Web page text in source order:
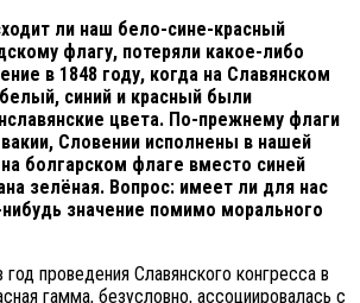
ли наш бело-сине-красный
флагу, потеряли какое-либо
в 1848 году, когда на Славянском
синий и красный были
цвета. По-прежнему флаги
Словении исполнены в нашей
болгарском флаге вместо синей
зелёная. Вопрос: имеет ли для нас
значение помимо морального
проведения Славянского конгресса в
гамма, безусловно, ассоциировалась с